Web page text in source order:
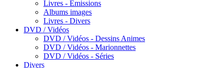
Livres - Emissions
Albums images
Livres - Divers
DVD / Vidéos
DVD / Vidéos - Dessins Animes
DVD / Vidéos - Marionnettes
DVD / Vidéos - Séries
Divers